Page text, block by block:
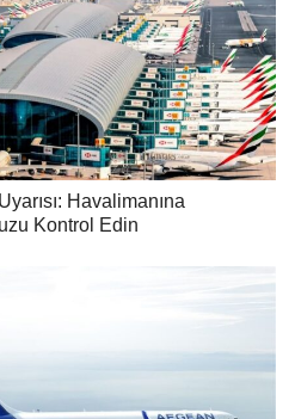
Havalimanına
Kontrol Edin